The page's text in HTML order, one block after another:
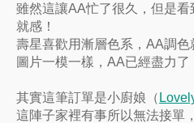
雖然這讓AA忙了很久，但是
就感！
壽星喜歡用漸層色系，AA調
圖片一模一樣，AA已經盡力了
其實這筆訂單是小廚娘（
這陣子家裡有事所以無法接單